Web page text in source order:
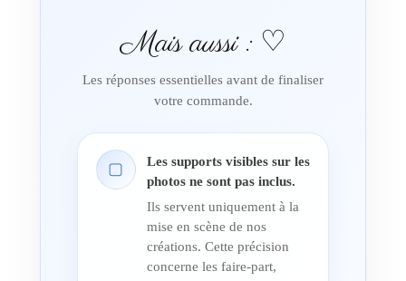
Mais aussi : ♡
Les réponses essentielles avant de finaliser
votre commande.
▢
Les supports visibles sur les
photos ne sont pas inclus.
Ils servent uniquement à la
mise en scène de nos
créations. Cette précision
concerne les faire-part,